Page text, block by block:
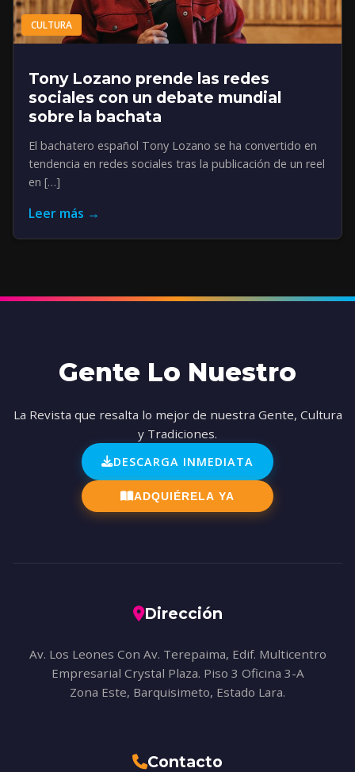
CULTURA
Tony Lozano prende las redes
sociales con un debate mundial
sobre la bachata
El bachatero español Tony Lozano se ha convertido en
tendencia en redes sociales tras la publicación de un reel
en […]
Leer más →
Gente Lo Nuestro
La Revista que resalta lo mejor de nuestra Gente, Cultura
y Tradiciones.
DESCARGA INMEDIATA
ADQUIÉRELA YA
Dirección
Av. Los Leones Con Av. Terepaima, Edif. Multicentro
Empresarial Crystal Plaza. Piso 3 Oficina 3-A
Zona Este, Barquisimeto, Estado Lara.
Contacto